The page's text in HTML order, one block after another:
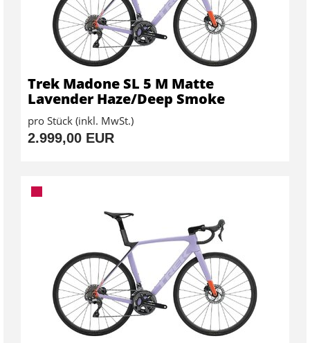
Trek Madone SL 5 M Matte
Lavender Haze/Deep Smoke
pro Stück (inkl. MwSt.)
2.999,00 EUR